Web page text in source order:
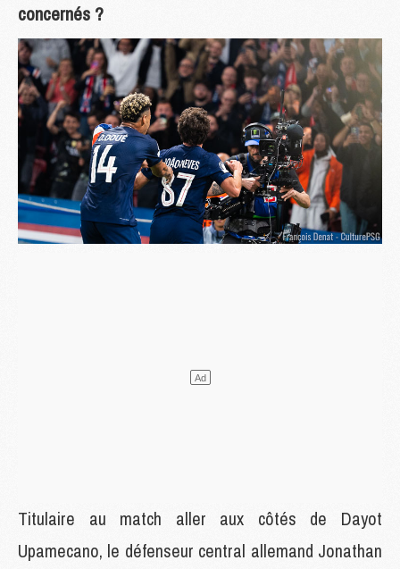
concernés ?
Titulaire au match aller aux côtés de Dayot
Upamecano, le défenseur central allemand Jonathan